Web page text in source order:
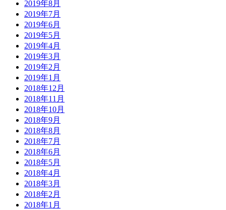
2019年8月
2019年7月
2019年6月
2019年5月
2019年4月
2019年3月
2019年2月
2019年1月
2018年12月
2018年11月
2018年10月
2018年9月
2018年8月
2018年7月
2018年6月
2018年5月
2018年4月
2018年3月
2018年2月
2018年1月